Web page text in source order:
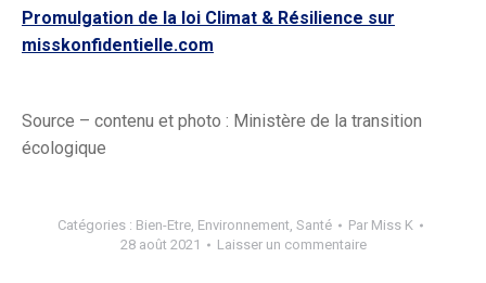
Promulgation de la loi Climat & Résilience sur
misskonfidentielle.com
Source – contenu et photo : Ministère de la transition
écologique
Catégories : Bien-Etre, Environnement, Santé Par Miss K
28 août 2021
Laisser un commentaire